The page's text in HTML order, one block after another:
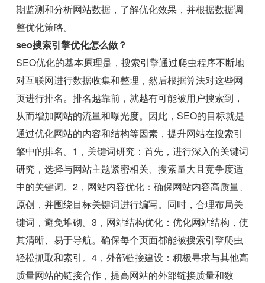
期监测和分析网站数据，了解优化效果，并根据数据调
整优化策略。
seo搜索引擎优化怎么做？
SEO优化的基本原理是，搜索引擎通过爬虫程序不断地
对互联网进行数据收集和整理，然后根据算法对这些网
页进行排名。排名越靠前，就越有可能被用户搜索到，
从而增加网站的流量和曝光度。因此，SEO的目标就是
通过优化网站的内容和结构等因素，提升网站在搜索引
擎中的排名。1，关键词研究：首先，进行深入的关键词
研究，选择与网站主题紧密相关、搜索量大且竞争度适
中的关键词。2，网站内容优化：确保网站内容高质量、
原创，并围绕目标关键词进行编写。同时，合理布局关
键词，避免堆砌。3，网站结构优化：优化网站结构，使
其清晰、易于导航。确保每个页面都能被搜索引擎爬虫
轻松抓取和索引。4，外部链接建设：积极寻求与其他高
质量网站的链接合作，提高网站的外部链接质量和数